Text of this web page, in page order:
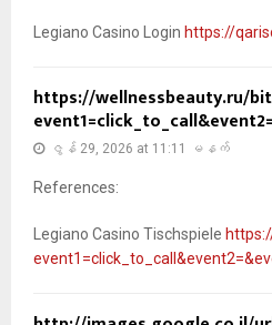
Legiano Casino Login https://
https://wellnessbeauty.ru/
ဇွန် 29, 2026 at 11:11 မနက်
References:
Legiano Casino Tischspiele